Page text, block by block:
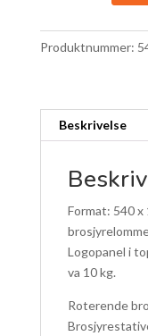
12
x
Produktnummer:
Beskrivelse
Format: 540 x
Logopanel i
va 10 kg.
Roterende